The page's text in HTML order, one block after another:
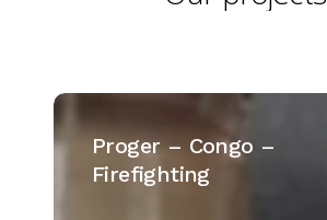
Proger
–
Congo
Proger – Congo –
Firefighting